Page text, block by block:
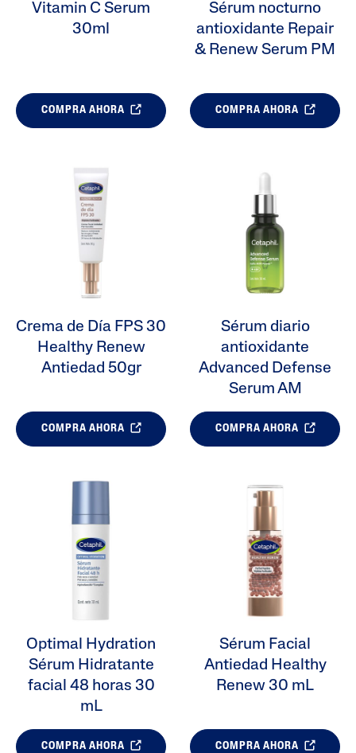
Tipo De Piel
Ingredientes
Vitamin C Serum
30ml
COMPRA AHORA
Sérum nocturno
antioxidante Repair
& Renew Serum PM
COMPRA AHORA
Crema de Día FPS 30
Healthy Renew
Antiedad 50gr
COMPRA AHORA
Sérum diario
antioxidante
Advanced Defense
Serum AM
COMPRA AHORA
Optimal Hydration
Sérum Hidratante
facial 48 horas 30
mL
COMPRA AHORA
Sérum Facial
Antiedad Healthy
Renew 30 mL
COMPRA AHORA